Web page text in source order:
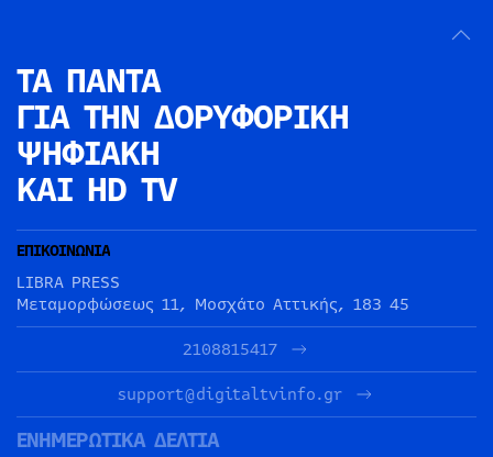
ΤΑ ΠΑΝΤΑ
ΓΙΑ ΤΗΝ ΔΟΡΥΦΟΡΙΚΗ
ΨΗΦΙΑΚΗ
ΚΑΙ HD TV
ΕΠΙΚΟΙΝΩΝΙΑ
LIBRA PRESS
Μεταμορφώσεως 11, Μοσχάτο Αττικής, 183 45
2108815417
support@digitaltvinfo.gr
ΕΝΗΜΕΡΩΤΙΚΑ ΔΕΛΤΙΑ